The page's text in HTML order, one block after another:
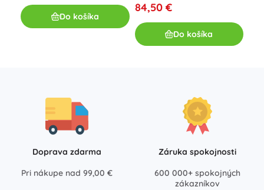
Do košíka
84,50 €
Do košíka
Doprava zdarma
Pri nákupe nad 99,00 €
Záruka spokojnosti
600 000+ spokojných
zákazníkov